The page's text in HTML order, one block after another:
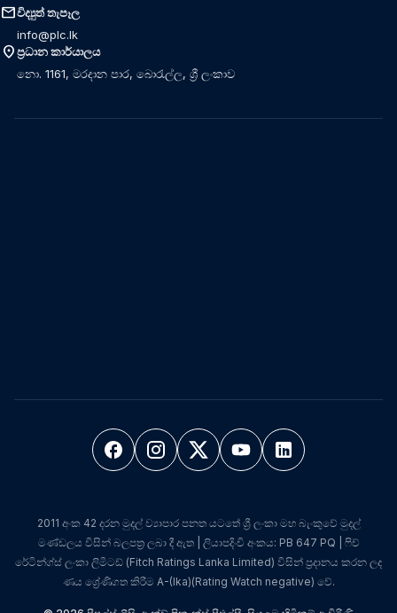
mailවිද්‍යුත් තැපෑල
info@plc.lk
location_onප්‍රධාන කාර්යාලය
නො. 1161, මරදාන පාර, බොරැල්ල, ශ්‍රී ලංකාව
2011 අංක 42 දරන මුදල් ව්‍යාපාර පනත යටතේ ශ්‍රී ලංකා මහ බැංකුවේ මුදල්
මණ්ඩලය විසින් බලපත්‍ර ලබා දී ඇත | ලියාපදිංචි අංකය: PB 647 PQ | ෆිච්
රේටින්ග්ස් ලංකා ලිමිටඩ් (Fitch Ratings Lanka Limited) විසින් ප්‍රදානය කරන ලද
ණය ශ්‍රේණිගත කිරීම A-(lka)(Rating Watch negative) වේ.